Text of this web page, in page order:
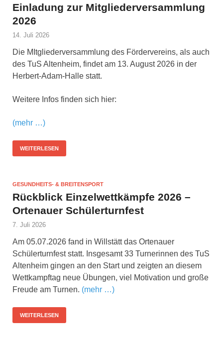
Einladung zur Mitgliederversammlung
2026
14. Juli 2026
Die MItgliederversammlung des Fördervereins, als auch
des TuS Altenheim, findet am 13. August 2026 in der
Herbert-Adam-Halle statt.
Weitere Infos finden sich hier:
(mehr …)
WEITERLESEN
GESUNDHEITS- & BREITENSPORT
Rückblick Einzelwettkämpfe 2026 –
Ortenauer Schülerturnfest
7. Juli 2026
Am 05.07.2026 fand in Willstätt das Ortenauer
Schülerturnfest statt. Insgesamt 33 Turnerinnen des TuS
Altenheim gingen an den Start und zeigten an diesem
Wettkampftag neue Übungen, viel Motivation und große
Freude am Turnen. (mehr …)
WEITERLESEN